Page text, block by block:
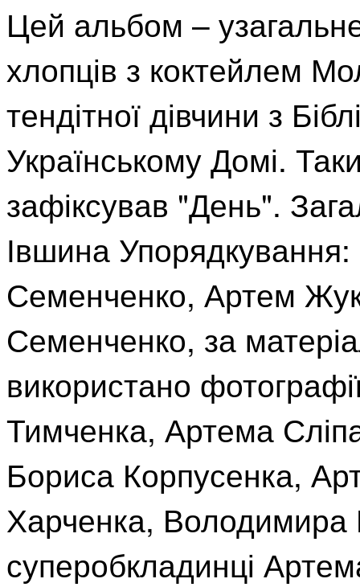
Цей альбом –
хлопців з коктейлем
тендітної дівчини з
Українському Домі.
зафіксував "День".
Івшина
Семенченко, Артем
Семенченко, за
використано
Тимченка, Артема
Бориса Корпусенка,
Харченка, Володимира
суперобкладинці